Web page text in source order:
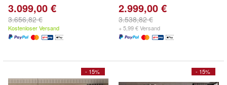
3.099,00 €
3.656,82 €
Kostenloser Versand
2.999,00 €
3.538,82 €
+ 5,99 € Versand
- 15% - 15%